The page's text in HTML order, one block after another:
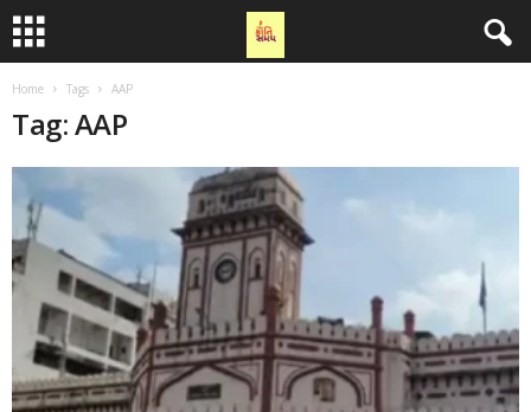
Home Tags AAP
Tag: AAP